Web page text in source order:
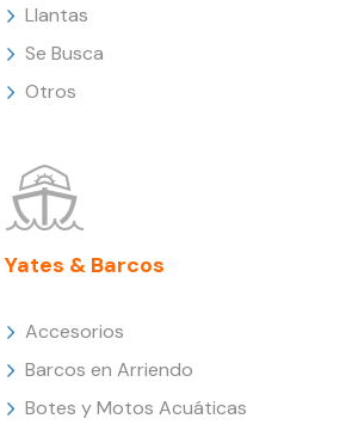
Llantas
Se Busca
Otros
Yates & Barcos
Accesorios
Barcos en Arriendo
Botes y Motos Acuáticas